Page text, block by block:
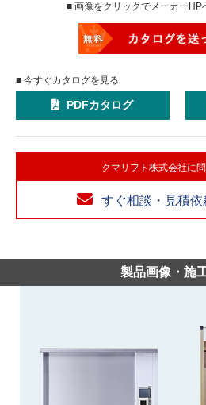
■ 画像をクリックでメーカーHP
■ 今すぐカタログを見る
PDFカタログ
クマリフト株式会社に
すぐ相談・見積
製品画像・施